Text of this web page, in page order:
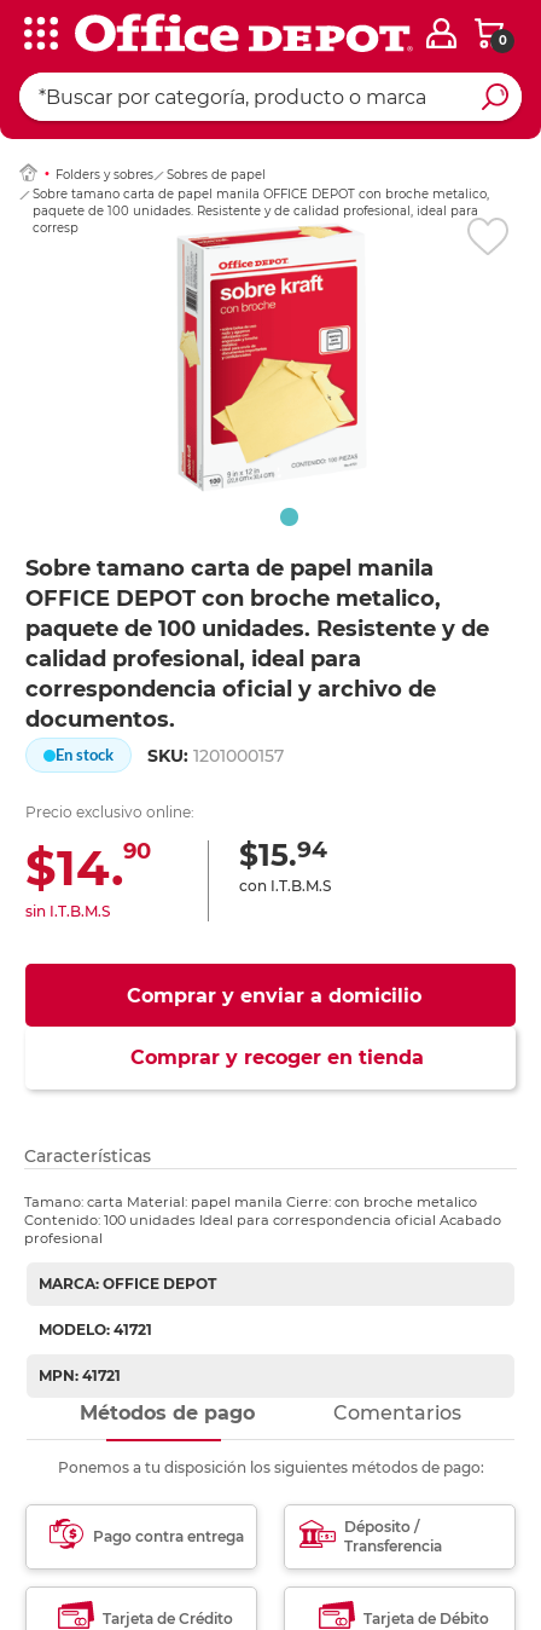
0
Folders y sobres
Sobres de papel
Sobre tamano carta de papel manila OFFICE DEPOT con broche metalico,
paquete de 100 unidades. Resistente y de calidad profesional, ideal para
correspondencia oficial y archivo de documentos.
Sobre tamano carta de papel manila
OFFICE DEPOT con broche metalico,
paquete de 100 unidades. Resistente y de
calidad profesional, ideal para
correspondencia oficial y archivo de
documentos.
En stock SKU:1201000157
Precio exclusivo online:
$14.90
sin I.T.B.M.S
$15.94
con I.T.B.M.S
Comprar y enviar a domicilio
Comprar y recoger en tienda
Ingresar Codigo
Características
Tamano: carta Material: papel manila Cierre: con broche metalico
Contenido: 100 unidades Ideal para correspondencia oficial Acabado
profesional
MARCA: OFFICE DEPOT
MODELO: 41721
MPN: 41721
Métodos de pago Comentarios
Ponemos a tu disposición los siguientes métodos de pago:
Pago contra entrega
Déposito /
Transferencia
Tarjeta de Crédito Tarjeta de Débito